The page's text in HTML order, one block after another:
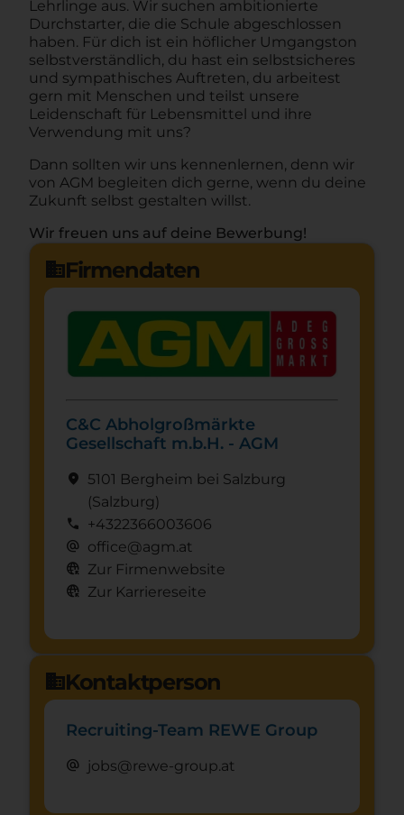
Lehrlinge aus. Wir suchen ambitionierte
Durchstarter, die die Schule abgeschlossen
haben. Für dich ist ein höflicher Umgangston
selbstverständlich, du hast ein selbstsicheres
und sympathisches Auftreten, du arbeitest
gern mit Menschen und teilst unsere
Leidenschaft für Lebensmittel und ihre
Verwendung mit uns?
Dann sollten wir uns kennenlernen, denn wir
von AGM begleiten dich gerne, wenn du deine
Zukunft selbst gestalten willst.
Wir freuen uns auf deine Bewerbung!
domainFirmendaten
C&C Abholgroßmärkte
Gesellschaft m.b.H. - AGM
location_on 5101 Bergheim bei Salzburg
(Salzburg)
call +4322366003606
alternate_email office@agm.at
captive_portal Zur Firmenwebsite
captive_portal Zur Karriereseite
domainKontaktperson
Recruiting-Team REWE Group
alternate_email jobs@rewe-group.at